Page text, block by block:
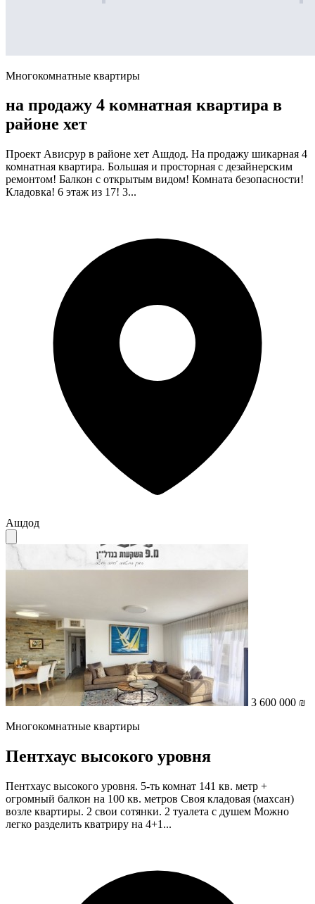
Многокомнатные квартиры
на продажу 4 комнатная квартира в
районе хет
Проект Ависрур в районе хет Ашдод. На продажу шикарная 4
комнатная квартира. Большая и просторная с дезайнерским
ремонтом! Балкон с открытым видом! Комната безопасности!
Кладовка! 6 этаж из 17! 3...
Ашдод
3 600 000 ₪
Многокомнатные квартиры
Пентхаус высокого уровня
Пентхаус высокого уровня. 5-ть комнат 141 кв. метр +
огромный балкон на 100 кв. метров Своя кладовая (махсан)
возле квартиры. 2 свои сотянки. 2 туалета с душем Можно
легко разделить кватриру на 4+1...